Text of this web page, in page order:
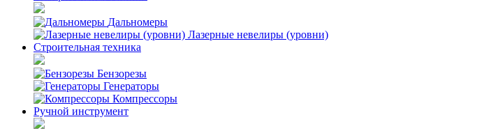
Дальномеры
Лазерные невелиры (уровни)
Строительная техника
Бензорезы
Генераторы
Компрессоры
Ручной инструмент